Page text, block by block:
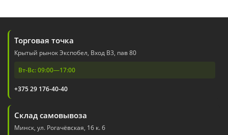
Торговая точка
Крытый рынок Экспобел, Вход В3, пав 80
Вт-Вс: 09:00—17:00
+375 29 176-40-40
Склад самовывоза
Минск, ул. Рогачёвская, 16 к. 6